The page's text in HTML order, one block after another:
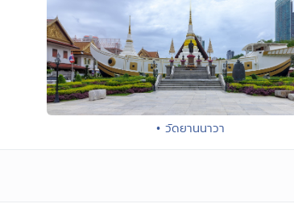
• วัดยานนาวา